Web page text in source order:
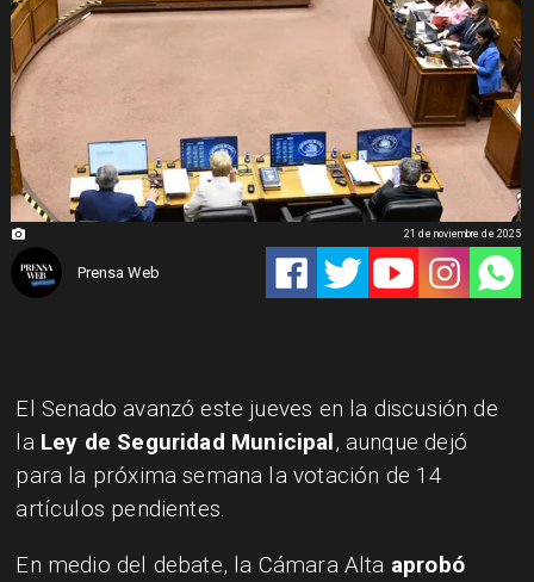
Prensa Web
21 de noviembre de 2025
El Senado avanzó este jueves en la discusión de
la Ley de Seguridad Municipal, aunque dejó
para la próxima semana la votación de 14
artículos pendientes.
En medio del debate, la Cámara Alta aprobó